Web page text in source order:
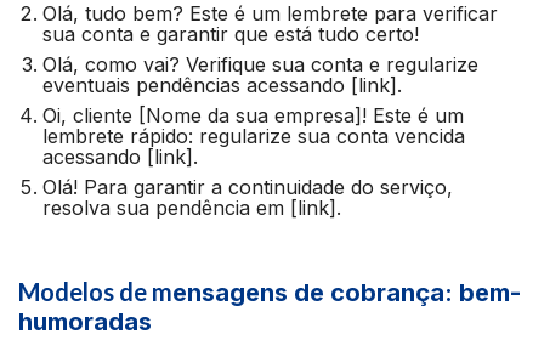
Olá, tudo bem? Este é um lembrete para verificar
sua conta e garantir que está tudo certo!
Olá, como vai? Verifique sua conta e regularize
eventuais pendências acessando [link].
Oi, cliente [Nome da sua empresa]! Este é um
lembrete rápido: regularize sua conta vencida
acessando [link].
Olá! Para garantir a continuidade do serviço,
resolva sua pendência em [link].
Modelos de mensagens de cobrança: bem-
humoradas